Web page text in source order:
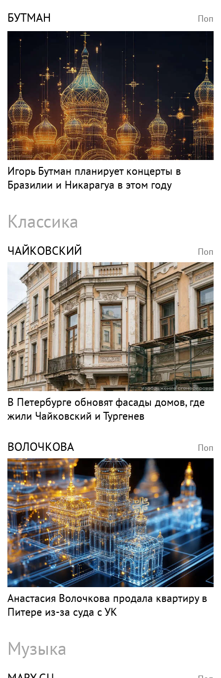
БУТМАН Поп
Игорь Бутман планирует концерты в
Бразилии и Никарагуа в этом году
Классика
ЧАЙКОВСКИЙ Поп
В Петербурге обновят фасады домов, где
жили Чайковский и Тургенев
ВОЛОЧКОВА Поп
Анастасия Волочкова продала квартиру в
Питере из-за суда с УК
Музыка